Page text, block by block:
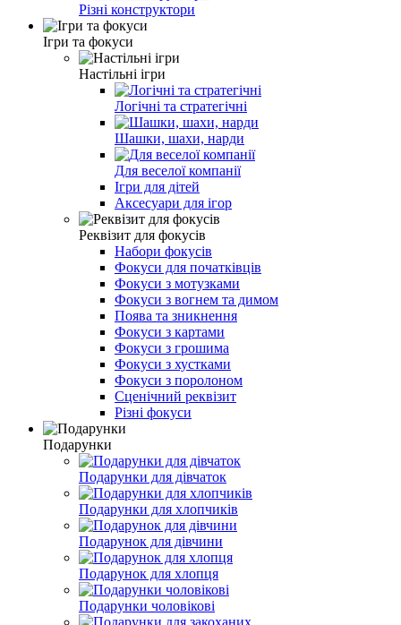
Різні конструктори
Ігри та фокуси
Настільні ігри
Логічні та стратегічні
Шашки, шахи, нарди
Для веселої компанії
Ігри для дітей
Аксесуари для ігор
Реквізит для фокусів
Набори фокусів
Фокуси для початківців
Фокуси з мотузками
Фокуси з вогнем та димом
Поява та зникнення
Фокуси з картами
Фокуси з грошима
Фокуси з хустками
Фокуси з поролоном
Сценічний реквізит
Різні фокуси
Подарунки
Подарунки для дівчаток
Подарунки для хлопчиків
Подарунок для дівчини
Подарунок для хлопця
Подарунки чоловікові